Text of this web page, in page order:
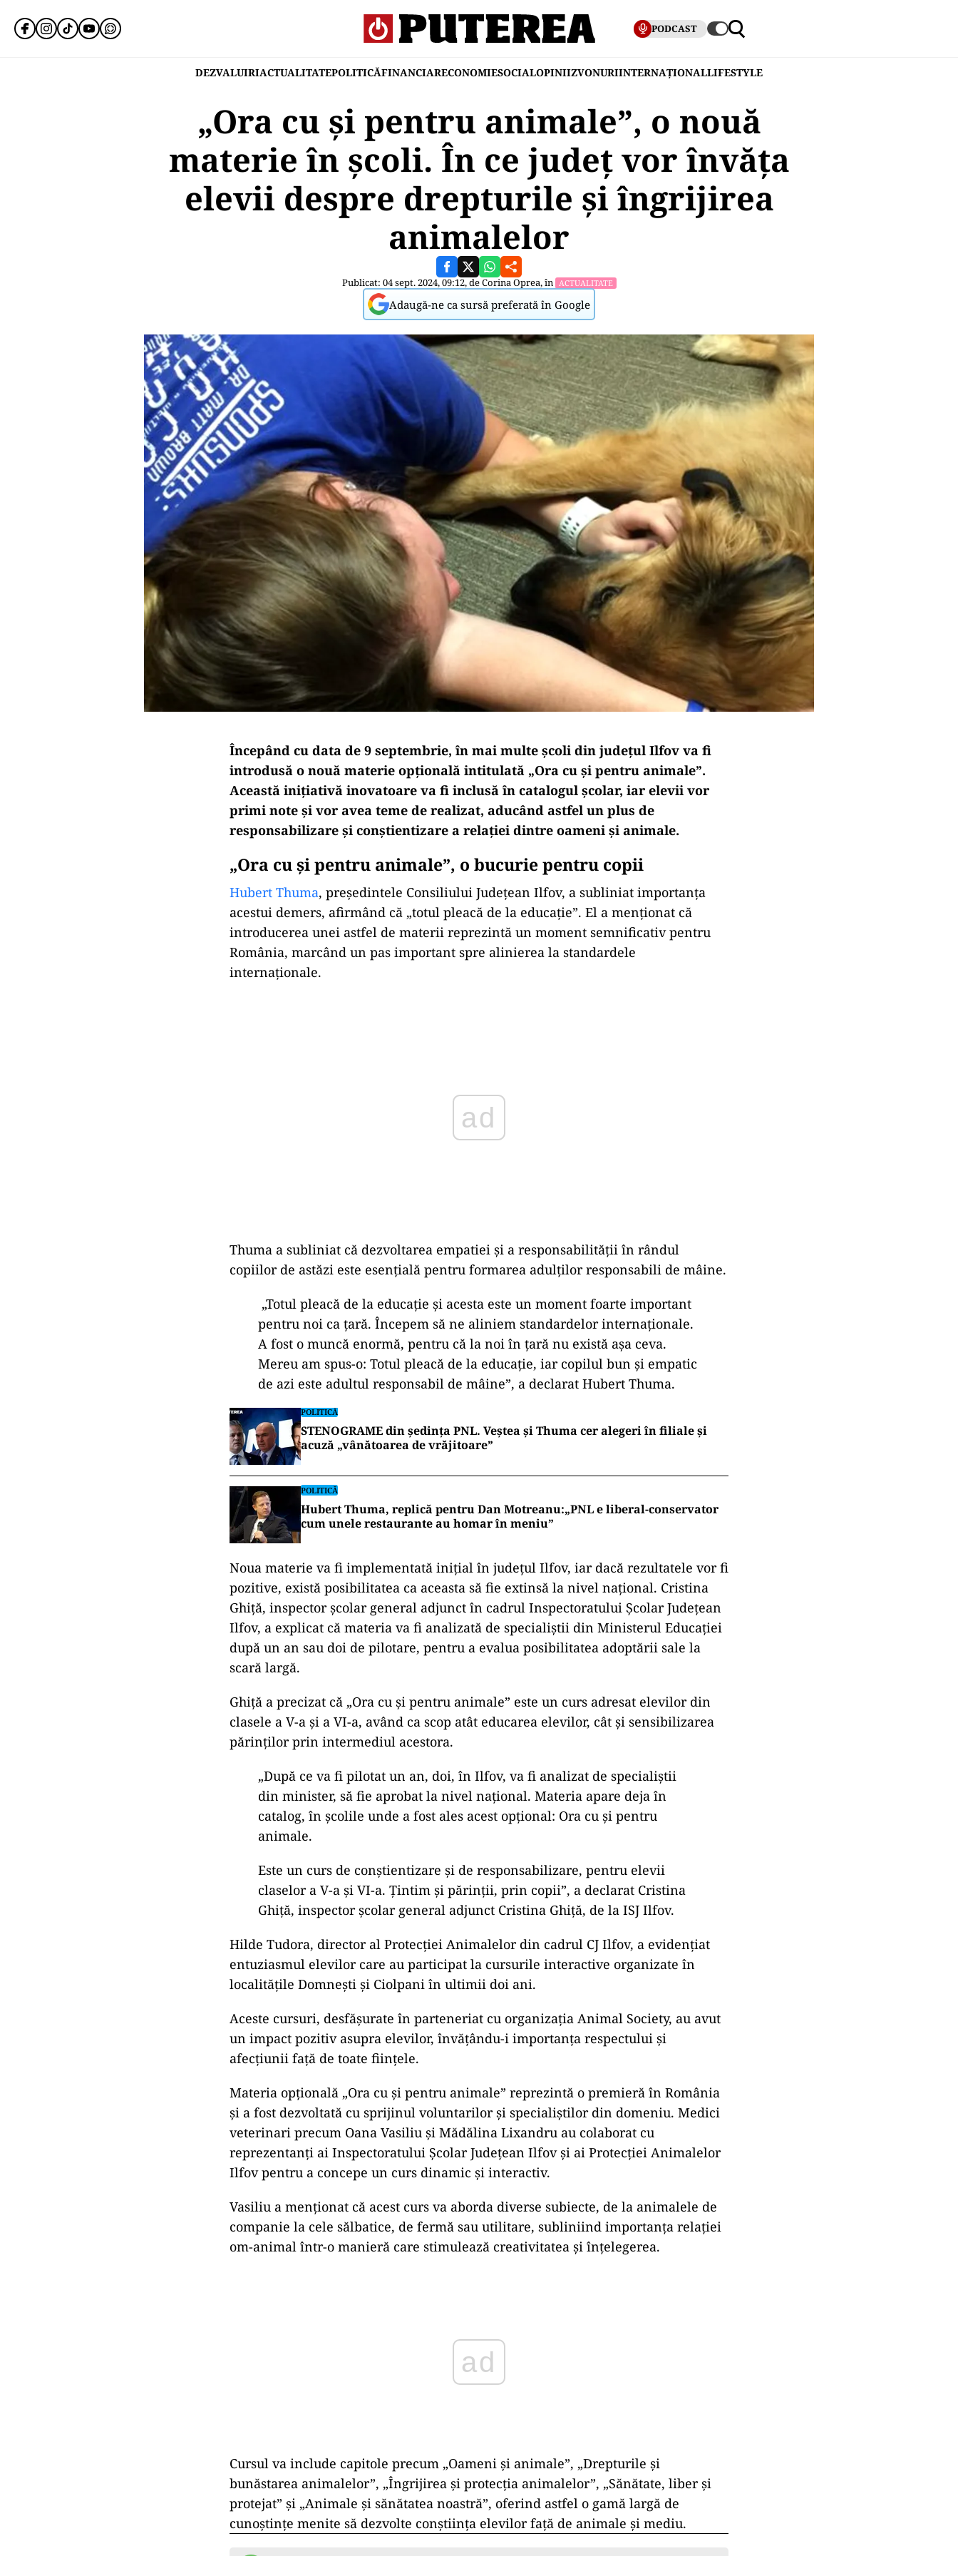
PODCAST
DEZVALUIRIACTUALITATEPOLITICĂFINANCIARECONOMIESOCIALOPINIIZVONURIINTERNAȚIONALLIFESTYLE
„Ora cu și pentru animale”, o nouă
materie în școli. În ce județ vor învăța
elevii despre drepturile și îngrijirea
animalelor
Publicat: 04 sept. 2024, 09:12, deCorina Oprea, în ACTUALITATE
Adaugă-ne ca sursă preferată în Google
Începând cu data de 9 septembrie, în mai multe școli din județul Ilfov va fi
introdusă o nouă materie opțională intitulată „Ora cu și pentru animale”.
Această inițiativă inovatoare va fi inclusă în catalogul școlar, iar elevii vor
primi note și vor avea teme de realizat, aducând astfel un plus de
responsabilizare și conștientizare a relației dintre oameni și animale.
„Ora cu și pentru animale”, o bucurie pentru copii
Hubert Thuma, președintele Consiliului Județean Ilfov, a subliniat importanța
acestui demers, afirmând că „totul pleacă de la educație”. El a menționat că
introducerea unei astfel de materii reprezintă un moment semnificativ pentru
România, marcând un pas important spre alinierea la standardele
internaționale.
Thuma a subliniat că dezvoltarea empatiei și a responsabilității în rândul
copiilor de astăzi este esențială pentru formarea adulților responsabili de mâine.
„Totul pleacă de la educație și acesta este un moment foarte important
pentru noi ca țară. Începem să ne aliniem standardelor internaționale.
A fost o muncă enormă, pentru că la noi în țară nu există așa ceva.
Mereu am spus-o: Totul pleacă de la educație, iar copilul bun și empatic
de azi este adultul responsabil de mâine”, a declarat Hubert Thuma.
POLITICĂ
STENOGRAME din ședința PNL. Veștea și Thuma cer alegeri în filiale și
acuză „vânătoarea de vrăjitoare”
POLITICĂ
Hubert Thuma, replică pentru Dan Motreanu:„PNL e liberal-conservator
cum unele restaurante au homar în meniu”
Noua materie va fi implementată inițial în județul Ilfov, iar dacă rezultatele vor fi
pozitive, există posibilitatea ca aceasta să fie extinsă la nivel național. Cristina
Ghiță, inspector școlar general adjunct în cadrul Inspectoratului Școlar Județean
Ilfov, a explicat că materia va fi analizată de specialiștii din Ministerul Educației
după un an sau doi de pilotare, pentru a evalua posibilitatea adoptării sale la
scară largă.
Ghiță a precizat că „Ora cu și pentru animale” este un curs adresat elevilor din
clasele a V-a și a VI-a, având ca scop atât educarea elevilor, cât și sensibilizarea
părinților prin intermediul acestora.
„După ce va fi pilotat un an, doi, în Ilfov, va fi analizat de specialiștii
din minister, să fie aprobat la nivel național. Materia apare deja în
catalog, în școlile unde a fost ales acest opțional: Ora cu și pentru
animale.
Este un curs de conștientizare și de responsabilizare, pentru elevii
claselor a V-a și VI-a. Țintim și părinții, prin copii”, a declarat Cristina
Ghiță, inspector școlar general adjunct Cristina Ghiță, de la ISJ Ilfov.
Hilde Tudora, director al Protecției Animalelor din cadrul CJ Ilfov, a evidențiat
entuziasmul elevilor care au participat la cursurile interactive organizate în
localitățile Domnești și Ciolpani în ultimii doi ani.
Aceste cursuri, desfășurate în parteneriat cu organizația Animal Society, au avut
un impact pozitiv asupra elevilor, învățându-i importanța respectului și
afecțiunii față de toate ființele.
Materia opțională „Ora cu și pentru animale” reprezintă o premieră în România
și a fost dezvoltată cu sprijinul voluntarilor și specialiștilor din domeniu. Medici
veterinari precum Oana Vasiliu și Mădălina Lixandru au colaborat cu
reprezentanți ai Inspectoratului Școlar Județean Ilfov și ai Protecției Animalelor
Ilfov pentru a concepe un curs dinamic și interactiv.
Vasiliu a menționat că acest curs va aborda diverse subiecte, de la animalele de
companie la cele sălbatice, de fermă sau utilitare, subliniind importanța relației
om-animal într-o manieră care stimulează creativitatea și înțelegerea.
ad
Cursul va include capitole precum „Oameni și animale”, „Drepturile și
bunăstarea animalelor”, „Îngrijirea și protecția animalelor”, „Sănătate, liber și
protejat” și „Animale și sănătatea noastră”, oferind astfel o gamă largă de
cunoștințe menite să dezvolte conștiința elevilor față de animale și mediu.